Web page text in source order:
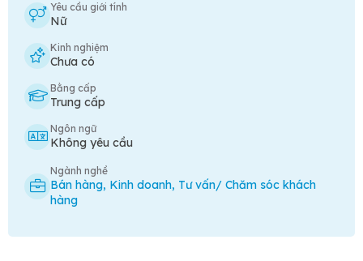
Yêu cầu giới tính
Nữ
Kinh nghiệm
Chưa có
Bằng cấp
Trung cấp
Ngôn ngữ
Không yêu cầu
Ngành nghề
Bán hàng, Kinh doanh, Tư vấn/ Chăm sóc khách
hàng